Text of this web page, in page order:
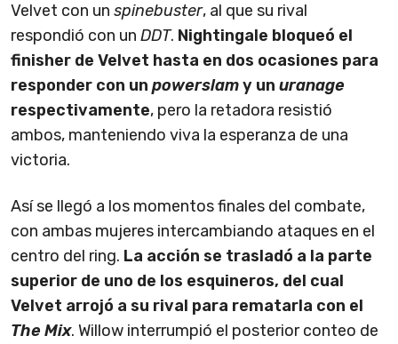
Velvet con un spinebuster, al que su rival
respondió con un DDT. Nightingale bloqueó el
finisher de Velvet hasta en dos ocasiones para
responder con un powerslamy un uranage
respectivamente, pero la retadora resistió
ambos, manteniendo viva la esperanza de una
victoria.
Así se llegó a los momentos finales del combate,
con ambas mujeres intercambiando ataques en el
centro del ring. La acción se trasladó a la parte
superior de uno de los esquineros, del cual
Velvet arrojó a su rival para rematarla con el
The Mix. Willow interrumpió el posterior conteo de